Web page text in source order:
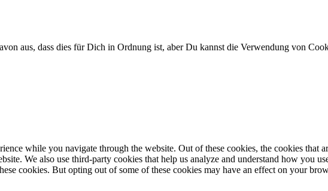
aus, dass dies für Dich in Ordnung ist, aber Du kannst die Verwendung von
while you navigate through the website. Out of these cookies, the cookies that
We also use third-party cookies that help us analyze and understand how you
cookies. But opting out of some of these cookies may have an effect on your